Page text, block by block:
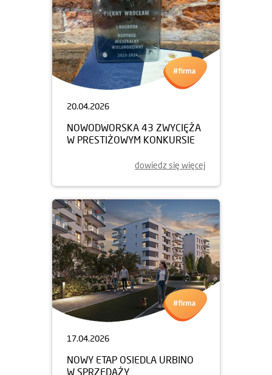
20.04.2026
NOWODWORSKA 43 ZWYCIĘŻA
W PRESTIŻOWYM KONKURSIE
dowiedz się więcej
17.04.2026
NOWY ETAP OSIEDLA URBINO
W SPRZEDAŻY